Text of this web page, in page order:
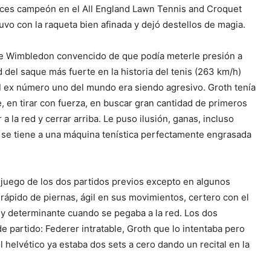
campeón en el All England Lawn Tennis and Croquet
con la raqueta bien afinada y dejó destellos de magia.
Wimbledon convencido de que podía meterle presión a
saque más fuerte en la historia del tenis (263 km/h)
número uno del mundo era siendo agresivo. Groth tenía
en tirar con fuerza, en buscar gran cantidad de primeros
la red y cerrar arriba. Le puso ilusión, ganas, incluso
tiene a una máquina tenística perfectamente engrasada
de los dos partidos previos excepto en algunos
de piernas, ágil en sus movimientos, certero con el
determinante cuando se pegaba a la red. Los dos
partido: Federer intratable, Groth que lo intentaba pero
helvético ya estaba dos sets a cero dando un recital en la